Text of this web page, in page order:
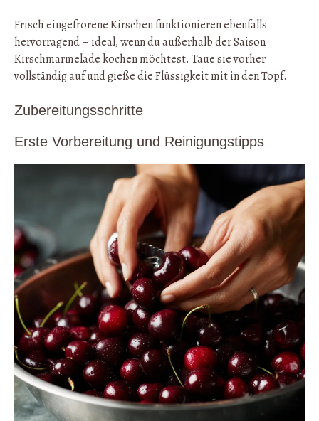
Frisch eingefrorene Kirschen funktionieren ebenfalls
hervorragend – ideal, wenn du außerhalb der Saison
Kirschmarmelade kochen möchtest. Taue sie vorher
vollständig auf und gieße die Flüssigkeit mit in den Topf.
Zubereitungsschritte
Erste Vorbereitung und Reinigungstipps